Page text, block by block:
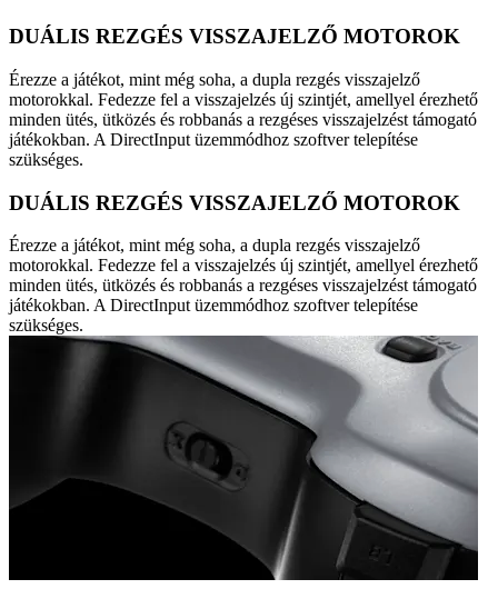
DUÁLIS REZGÉS VISSZAJELZŐ MOTOROK
Érezze a játékot, mint még soha, a dupla rezgés visszajelző
motorokkal. Fedezze fel a visszajelzés új szintjét, amellyel érezhető
minden ütés, ütközés és robbanás a rezgéses visszajelzést támogató
játékokban. A DirectInput üzemmódhoz szoftver telepítése
szükséges.
DUÁLIS REZGÉS VISSZAJELZŐ MOTOROK
Érezze a játékot, mint még soha, a dupla rezgés visszajelző
motorokkal. Fedezze fel a visszajelzés új szintjét, amellyel érezhető
minden ütés, ütközés és robbanás a rezgéses visszajelzést támogató
játékokban. A DirectInput üzemmódhoz szoftver telepítése
szükséges.